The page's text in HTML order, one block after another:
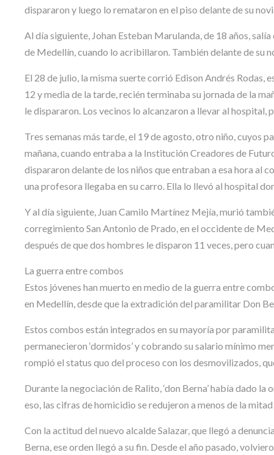
dispararon y luego lo remataron en el piso delante de su
Al día siguiente, Johan Esteban Marulanda, de 18 años,
de Medellín, cuando lo acribillaron. También delante de su
El 28 de julio, la misma suerte corrió Edison Andrés
12 y media de la tarde, recién terminaba su jornada de la
le dispararon. Los vecinos lo alcanzaron a llevar al hospital,
Tres semanas más tarde, el 19 de agosto, otro niño, cuyos
mañana, cuando entraba a la Institución Creadores de
dispararon delante de los niños que entraban a esa hora al
una profesora llegaba en su carro. Ella lo llevó al hospital
Y al día siguiente, Juan Camilo Martínez Mejía, murió
corregimiento San Antonio de Prado, en el occidente de
después de que dos hombres le disparon 11 veces, pero
La guerra entre combos
Estos jóvenes han muerto en medio de la guerra entre
en Medellín, desde que la extradición del paramilitar Don
Estos combos están integrados en su mayoría por
permanecieron ‘dormidos’ y cobrando su salario mínimo
rompió el status quo del proceso con los desmovilizados,
Durante la negociación de Ralito, ‘don Berna’ había dado
eso, las cifras de homicidio se redujeron a menos de la
Con la actitud del nuevo alcalde Salazar, que llegó a
Berna, ese orden llegó a su fin. Desde el año pasado,